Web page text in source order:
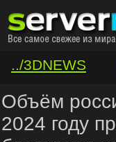
../3DNEWS
/VAR/
Объём
2024 году